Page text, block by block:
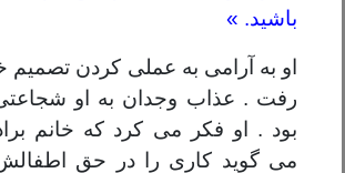
باشید. »
او به آرامی به عملی کردن
رفت . عذاب وجدان به او
بود . او فکر می کرد که خانم
می گوید کاری را در حق